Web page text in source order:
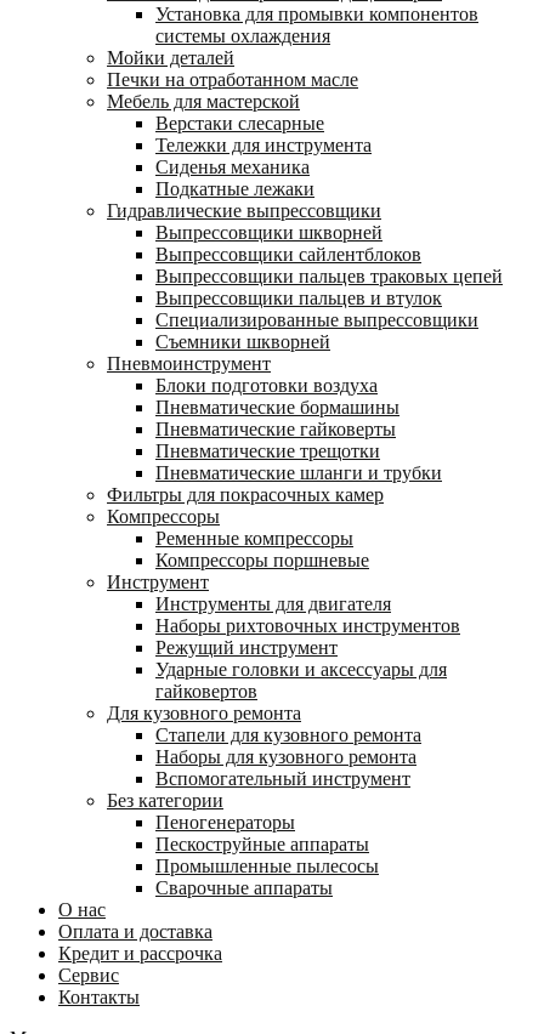
Установка для промывки компонентов
системы охлаждения
Мойки деталей
Печки на отработанном масле
Мебель для мастерской
Верстаки слесарные
Тележки для инструмента
Сиденья механика
Подкатные лежаки
Гидравлические выпрессовщики
Выпрессовщики шкворней
Выпрессовщики сайлентблоков
Выпрессовщики пальцев траковых цепей
Выпрессовщики пальцев и втулок
Специализированные выпрессовщики
Cъемники шкворней
Пневмоинструмент
Блоки подготовки воздуха
Пневматические бормашины
Пневматические гайковерты
Пневматические трещотки
Пневматические шланги и трубки
Фильтры для покрасочных камер
Компрессоры
Ременные компрессоры
Компрессоры поршневые
Инструмент
Инструменты для двигателя
Наборы рихтовочных инструментов
Режущий инструмент
Ударные головки и аксессуары для
гайковертов
Для кузовного ремонта
Стапели для кузовного ремонта
Наборы для кузовного ремонта
Вспомогательный инструмент
Без категории
Пеногенераторы
Пескоструйные аппараты
Промышленные пылесосы
Сварочные аппараты
О нас
Оплата и доставка
Кредит и рассрочка
Сервис
Контакты